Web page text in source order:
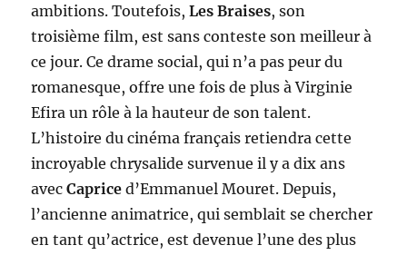
ambitions. Toutefois,Les Braises, son
troisième film, est sans conteste son meilleur à
ce jour. Ce drame social, qui n’a pas peur du
romanesque, offre une fois de plus à Virginie
Efira un rôle à la hauteur de son talent.
L’histoire du cinéma français retiendra cette
incroyable chrysalide survenue il y a dix ans
avecCaprice d’Emmanuel Mouret. Depuis,
l’ancienne animatrice, qui semblait se chercher
en tant qu’actrice, est devenue l’une des plus